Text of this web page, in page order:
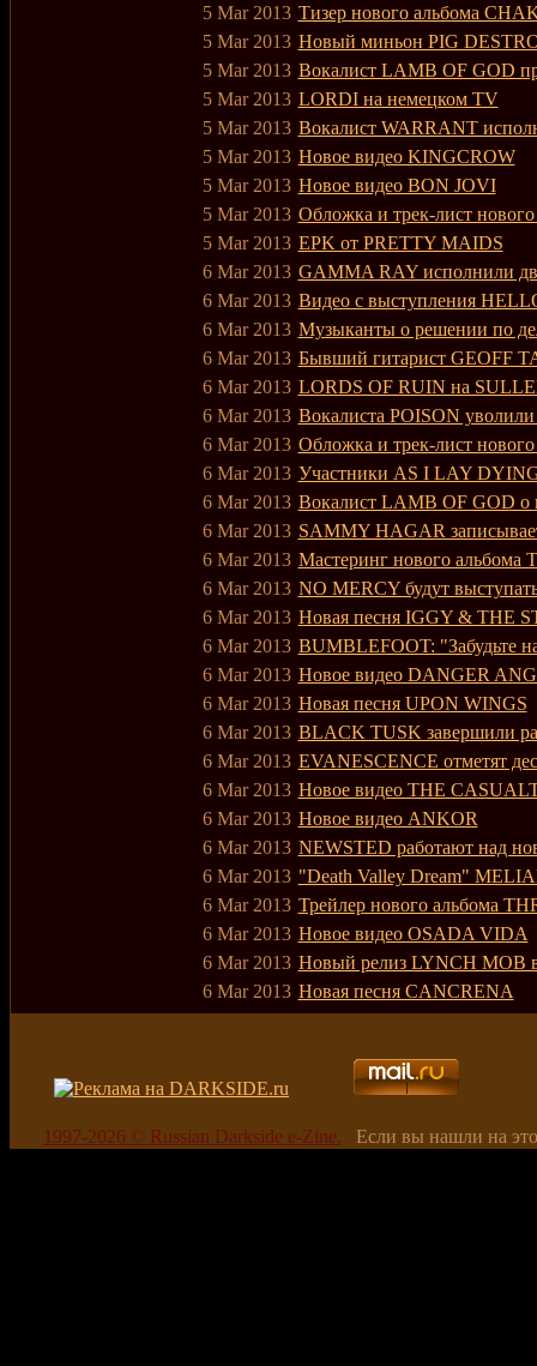
5 Mar 2013 Тизер нового альбома
5 Mar 2013 Новый миньон PIG
5 Mar 2013 Вокалист LAMB OF GOD
5 Mar 2013 LORDI на немецком TV
5 Mar 2013 Вокалист WARRANT
5 Mar 2013 Новое видео KINGCROW
5 Mar 2013 Новое видео BON JOVI
5 Mar 2013 Обложка и трек-лист
5 Mar 2013 EPK от PRETTY MAIDS
6 Mar 2013 GAMMA RAY исполнили
6 Mar 2013 Видео с выступления
6 Mar 2013 Музыканты о решении по
6 Mar 2013 Бывший гитарист GEOFF
6 Mar 2013 LORDS OF RUIN на
6 Mar 2013 Вокалиста POISON
6 Mar 2013 Обложка и трек-лист
6 Mar 2013 Участники AS I LAY
6 Mar 2013 Вокалист LAMB OF GOD о
6 Mar 2013 SAMMY HAGAR
6 Mar 2013 Мастеринг нового
6 Mar 2013 NO MERCY будут
6 Mar 2013 Новая песня IGGY & THE
6 Mar 2013 BUMBLEFOOT: "Забудьте
6 Mar 2013 Новое видео DANGER
6 Mar 2013 Новая песня UPON WINGS
6 Mar 2013 BLACK TUSK завершили
6 Mar 2013 EVANESCENCE отметят
6 Mar 2013 Новое видео THE
6 Mar 2013 Новое видео ANKOR
6 Mar 2013 NEWSTED работают над
6 Mar 2013 "Death Valley Dream"
6 Mar 2013 Трейлер нового альбома
6 Mar 2013 Новое видео OSADA VIDA
6 Mar 2013 Новый релиз LYNCH MOB
6 Mar 2013 Новая песня CANCRENA
1997-2026 © Russian Darkside e-Zine. Если вы нашли на